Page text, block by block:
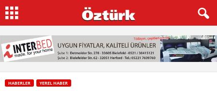
HABERLER YEREL HABER